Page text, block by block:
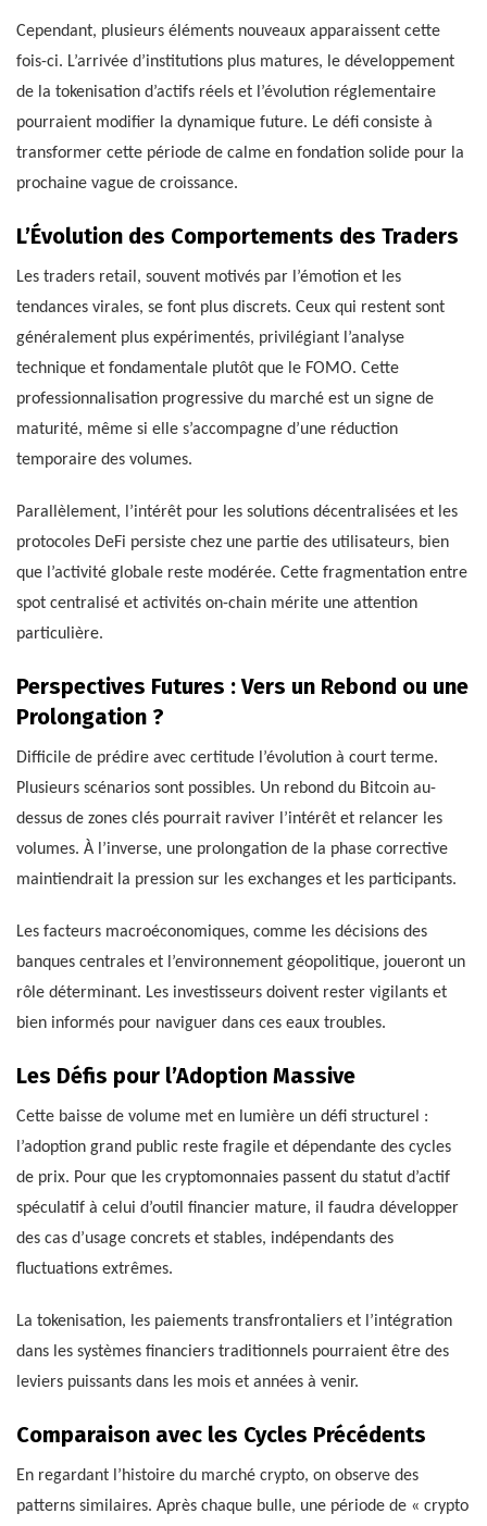
Cependant, plusieurs éléments nouveaux apparaissent cette
fois-ci. L’arrivée d’institutions plus matures, le développement
de la tokenisation d’actifs réels et l’évolution réglementaire
pourraient modifier la dynamique future. Le défi consiste à
transformer cette période de calme en fondation solide pour la
prochaine vague de croissance.
L’Évolution des Comportements des Traders
Les traders retail, souvent motivés par l’émotion et les
tendances virales, se font plus discrets. Ceux qui restent sont
généralement plus expérimentés, privilégiant l’analyse
technique et fondamentale plutôt que le FOMO. Cette
professionnalisation progressive du marché est un signe de
maturité, même si elle s’accompagne d’une réduction
temporaire des volumes.
Parallèlement, l’intérêt pour les solutions décentralisées et les
protocoles DeFi persiste chez une partie des utilisateurs, bien
que l’activité globale reste modérée. Cette fragmentation entre
spot centralisé et activités on-chain mérite une attention
particulière.
Perspectives Futures : Vers un Rebond ou une
Prolongation ?
Difficile de prédire avec certitude l’évolution à court terme.
Plusieurs scénarios sont possibles. Un rebond du Bitcoin au-
dessus de zones clés pourrait raviver l’intérêt et relancer les
volumes. À l’inverse, une prolongation de la phase corrective
maintiendrait la pression sur les exchanges et les participants.
Les facteurs macroéconomiques, comme les décisions des
banques centrales et l’environnement géopolitique, joueront un
rôle déterminant. Les investisseurs doivent rester vigilants et
bien informés pour naviguer dans ces eaux troubles.
Les Défis pour l’Adoption Massive
Cette baisse de volume met en lumière un défi structurel :
l’adoption grand public reste fragile et dépendante des cycles
de prix. Pour que les cryptomonnaies passent du statut d’actif
spéculatif à celui d’outil financier mature, il faudra développer
des cas d’usage concrets et stables, indépendants des
fluctuations extrêmes.
La tokenisation, les paiements transfrontaliers et l’intégration
dans les systèmes financiers traditionnels pourraient être des
leviers puissants dans les mois et années à venir.
Comparaison avec les Cycles Précédents
En regardant l’histoire du marché crypto, on observe des
patterns similaires. Après chaque bulle, une période de « crypto